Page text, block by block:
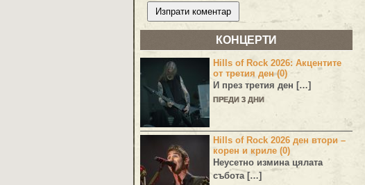
КОНЦЕРТИ
Hills of Rock 2026: Акцентите
от третия ден (0)
И през третия ден […]
ПРЕДИ 3 ДНИ
Hills of Rock 2026 ден втори –
корен и криле (0)
Неусетно измина цялата
събота […]